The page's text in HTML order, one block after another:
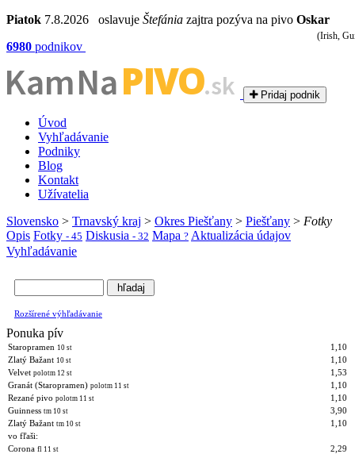
Piatok 7.8.2026 oslavuje Štefánia zajtra pozýva na pivo Oskar
6980 podnikov
Kam NaPIVO.sk Pridaj podnik
Úvod
Vyhľadávanie
Podniky
Blog
Kontakt
Užívatelia
Slovensko > Trnavský kraj > Okres Piešťany > Piešťany > Fotky
Opis Fotky - 45 Diskusia - 32 Mapa ? Aktualizácia údajov
Vyhľadávanie
Rozšírené výhľadávanie
Ponuka pív
Staropramen 10 st
1,10
Zlatý Bažant 10 st
1,10
Velvet polotm 12 st
1,53
Granát (Staropramen) polotm 11 st
1,10
Rezané pivo polotm 11 st
1,10
Guinness tm 10 st
3,90
Zlatý Bažant tm 10 st
1,10
vo fľaši:
Corona fl 11 st
2,29
(Irish,